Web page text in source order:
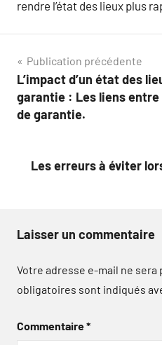
rendre l’état des lieux plus
Navigation
de
l’article
Publication précédente
L’impact d’un état des
garantie : Les liens
de garantie.
Les erreurs à éviter
Laisser un commentaire
Votre adresse e-mail ne sera
obligatoires sont indiqués
Commentaire*